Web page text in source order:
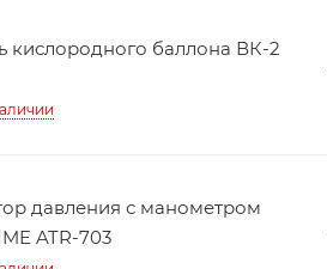
кислородного баллона ВК-2
давления с манометром
ATR-703